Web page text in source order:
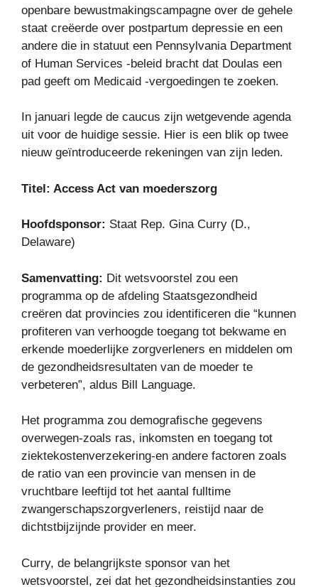
openbare bewustmakingscampagne over de gehele
staat creëerde over postpartum depressie en een
andere die in statuut een Pennsylvania Department
of Human Services -beleid bracht dat Doulas een
pad geeft om Medicaid -vergoedingen te zoeken.
In januari legde de caucus zijn wetgevende agenda
uit voor de huidige sessie. Hier is een blik op twee
nieuw geïntroduceerde rekeningen van zijn leden.
Titel: Access Act van moederszorg
Hoofdsponsor: Staat Rep. Gina Curry (D.,
Delaware)
Samenvatting: Dit wetsvoorstel zou een
programma op de afdeling Staatsgezondheid
creëren dat provincies zou identificeren die “kunnen
profiteren van verhoogde toegang tot bekwame en
erkende moederlijke zorgverleners en middelen om
de gezondheidsresultaten van de moeder te
verbeteren”, aldus Bill Language.
Het programma zou demografische gegevens
overwegen-zoals ras, inkomsten en toegang tot
ziektekostenverzekering-en andere factoren zoals
de ratio van een provincie van mensen in de
vruchtbare leeftijd tot het aantal fulltime
zwangerschapszorgverleners, reistijd naar de
dichtstbijzijnde provider en meer.
Curry, de belangrijkste sponsor van het
wetsvoorstel, zei dat het gezondheidsinstanties zou